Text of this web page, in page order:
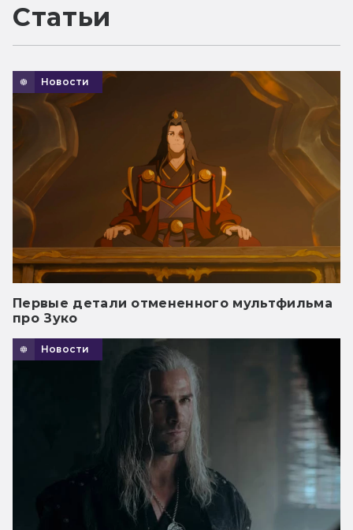
Статьи
Новости
Первые детали отмененного мультфильма
про Зуко
Новости